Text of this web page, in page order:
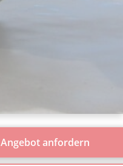
Angebot anfordern